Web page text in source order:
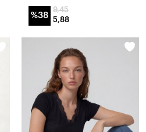
%38
9,45
5,88